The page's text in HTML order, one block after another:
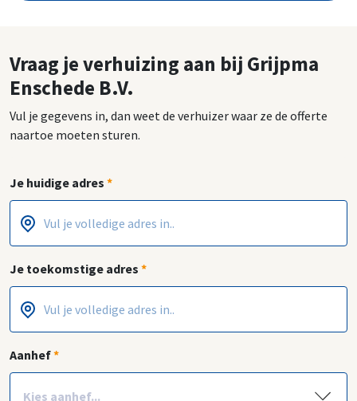
Vraag je verhuizing aan bij Grijpma
Enschede B.V.
Vul je gegevens in, dan weet de verhuizer waar ze de offerte
naartoe moeten sturen.
Je huidige adres *
Postcode*
Huisnummer*
Je toekomstige adres *
Postcode*
Huisnummer
Aanhef*